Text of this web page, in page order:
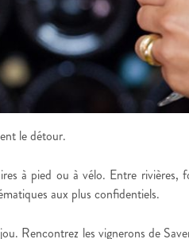
le détour.
à pied ou à vélo. Entre rivières,
aux plus confidentiels.
Rencontrez les vignerons de